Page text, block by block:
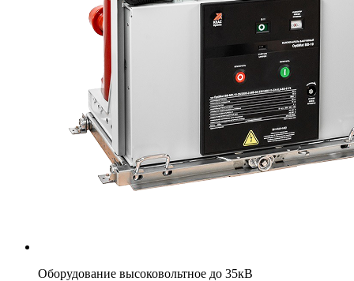
Оборудование высоковольтное до 35кВ